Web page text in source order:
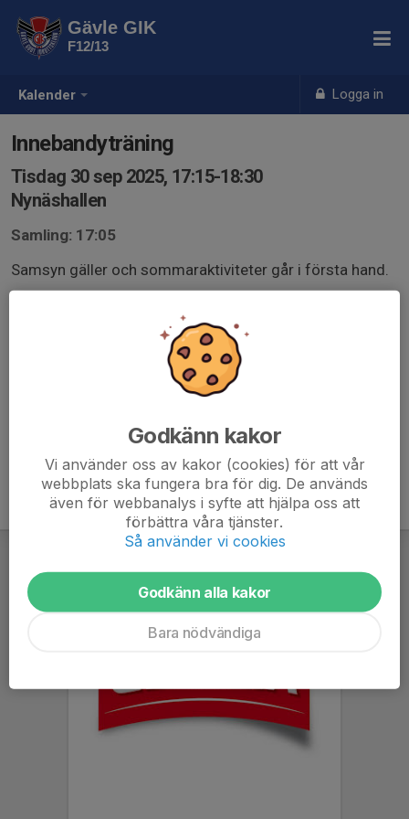
Kalender Logga in
Gävle GIK
F12/13
Innebandyträning
Tisdag 30 sep 2025, 17:15-18:30
Nynäshallen
Samling: 17:05
Samsyn gäller och sommaraktiviteter går i första hand.
Om man har annan aktivitet eller är sjuk så skriv det som
Kom ihåg klubba, glasögon, skor och vattenflaska.
Godkänn kakor
Vi använder oss av kakor (cookies) för att vår
webbplats ska fungera bra för dig. De används
även för webbanalys i syfte att hjälpa oss att
förbättra våra tjänster.
Så använder vi cookies
Godkänn alla kakor
Bara nödvändiga